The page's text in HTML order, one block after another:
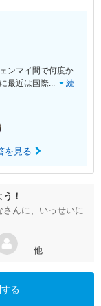
ンマイ間で何度か
最近は国際...
続
を見る
！
んに、いっせいに
…他
る